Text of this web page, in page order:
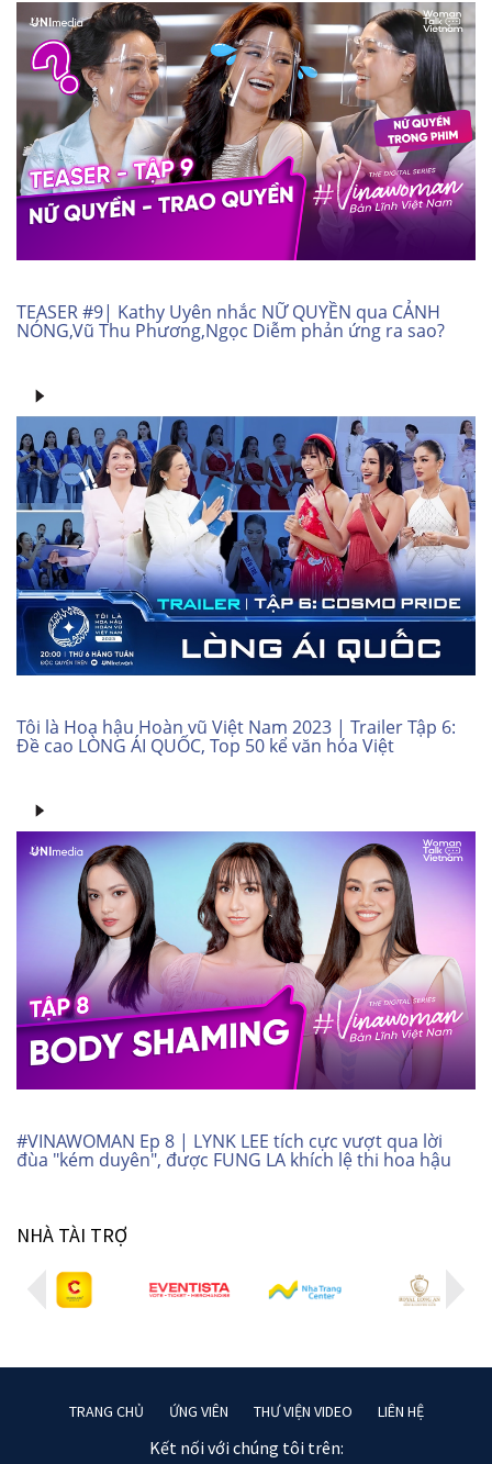
TEASER #9| Kathy Uyên nhắc NỮ QUYỀN qua CẢNH
NÓNG,Vũ Thu Phương,Ngọc Diễm phản ứng ra sao?
Tôi là Hoa hậu Hoàn vũ Việt Nam 2023 | Trailer Tập 6:
Đề cao LÒNG ÁI QUỐC, Top 50 kể văn hóa Việt
#VINAWOMAN Ep 8 | LYNK LEE tích cực vượt qua lời
đùa "kém duyên", được FUNG LA khích lệ thi hoa hậu
NHÀ TÀI TRỢ
TRANG CHỦ ỨNG VIÊN THƯ VIỆN VIDEO LIÊN HỆ
Kết nối với chúng tôi trên: